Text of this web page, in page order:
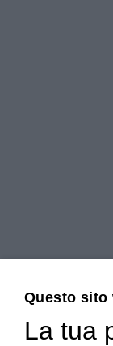
Questo sito
La tua